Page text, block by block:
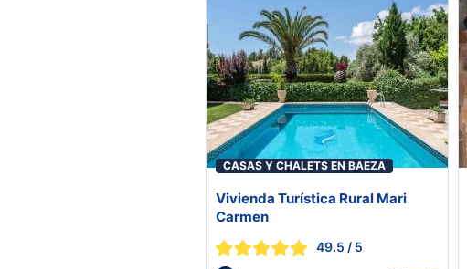
CASAS Y CHALETS EN BAEZA
Vivienda Turística Rural Mari
Carmen
49.5 / 5